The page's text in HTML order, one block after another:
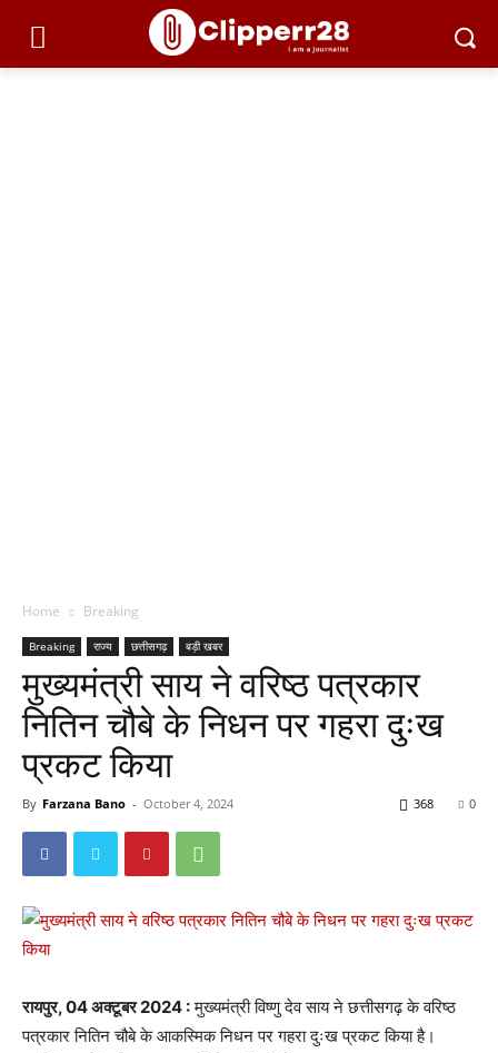
Home Breaking
Breaking राज्य छत्तीसगढ़ बड़ी खबर
मुख्यमंत्री साय ने वरिष्ठ पत्रकार
नितिन चौबे के निधन पर गहरा दुःख
प्रकट किया
By Farzana Bano - October 4, 2024 0
368
रायपुर, 04 अक्टूबर 2024 :मुख्यमंत्री विष्णु देव साय ने छत्तीसगढ़ के वरिष्ठ
पत्रकार नितिन चौबे के आकस्मिक निधन पर गहरा दुःख प्रकट किया है।